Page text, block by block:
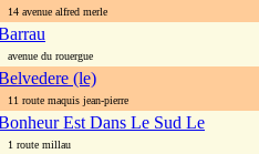
14 avenue alfred merle
avenue du rouergue
(le)
11 route maquis jean-pierre
Est Dans Le Sud Le
1 route millau